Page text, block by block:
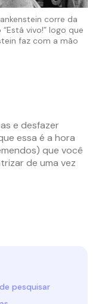
corre da
vivo!” logo que
faz com a mão
e desfazer
essa é a hora
que você
de uma vez
pesquisar